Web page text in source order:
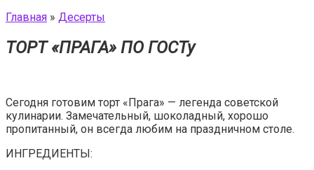
Главная » Десерты
ТОРТ «ПРАГА» ПО ГОСТу
Сегодня готовим торт «Прага» — легенда советской
кулинарии. Замечательный, шоколадный, хорошо
пропитанный, он всегда любим на праздничном столе.
ИНГРЕДИЕНТЫ: